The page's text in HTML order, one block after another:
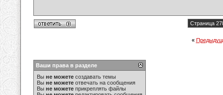
Страница
«
Ваши права в разделе
Вы не можете создавать темы
Вы не можете отвечать на сообщения
Вы не можете прикреплять файлы